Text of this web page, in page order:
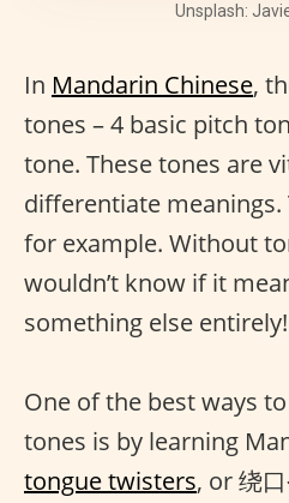
Unsplash:
In Mandarin Chinese,
tones – 4 basic pitch
tone. These tones are
differentiate meanings.
for example. Without
wouldn’t know if it
something else entirely!
One of the best ways
tones is by learning
tongue twisters, or 绕